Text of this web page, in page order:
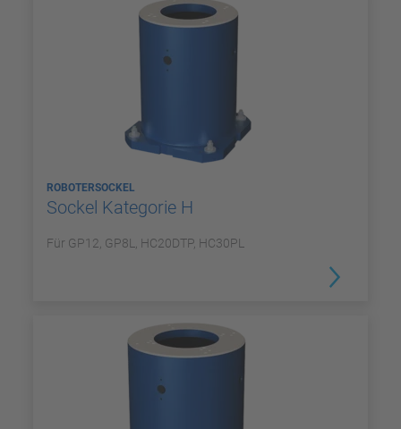
ROBOTERSOCKEL
Sockel Kategorie H
Für GP12, GP8L, HC20DTP, HC30PL